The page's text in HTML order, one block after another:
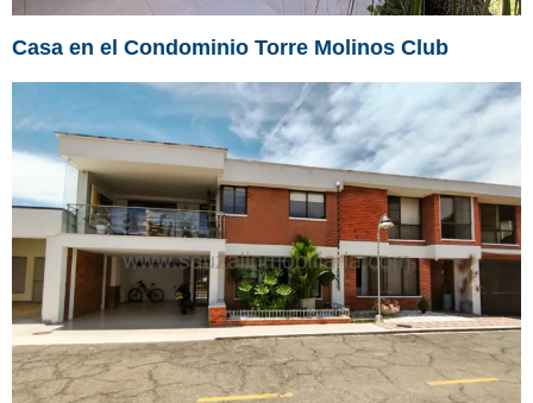
Casa en el Condominio Torre Molinos Club